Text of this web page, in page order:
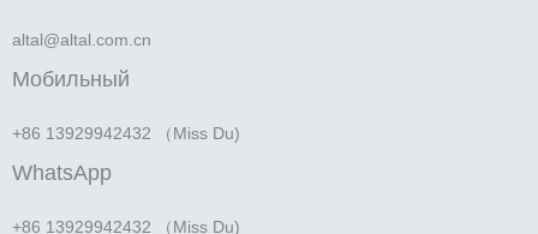
altal@altal.com.cn
Мобильный
+86 13929942432 （Miss Du)
WhatsApp
+86 13929942432 （Miss Du)